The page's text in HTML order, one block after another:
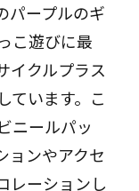
パープルのギ
こ遊びに最
イクルプラス
ています。こ
ニールパッ
ョンやアクセ
レーションし